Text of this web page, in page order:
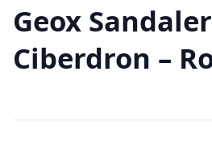
Geox
Ciberdron –